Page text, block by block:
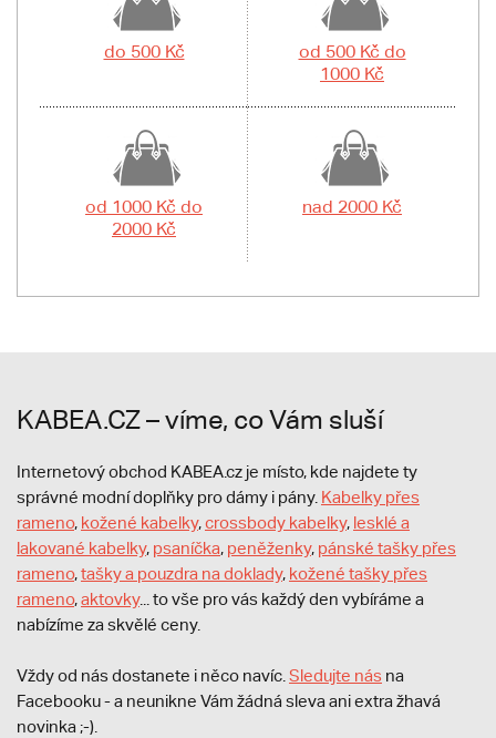
do 500 Kč
od 500 Kč do
1000 Kč
od 1000 Kč do
2000 Kč
nad 2000 Kč
KABEA.CZ – víme, co Vám sluší
Internetový obchod KABEA.cz je místo, kde najdete ty
správné modní doplňky pro dámy i pány. Kabelky přes
rameno, kožené kabelky,crossbody kabelky, lesklé a
lakované kabelky, psaníčka, peněženky, pánské tašky přes
rameno,tašky a pouzdra na doklady, kožené tašky přes
rameno,aktovky... to vše pro vás každý den vybíráme a
nabízíme za skvělé ceny.
Vždy od nás dostanete i něco navíc. Sledujte nás na
Facebooku - a neunikne Vám žádná sleva ani extra žhavá
novinka ;-).